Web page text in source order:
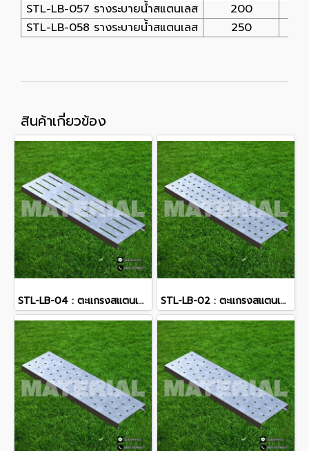
STL-LB-057 รางระบายน้ำสแตนเลส
200
STL-LB-058 รางระบายน้ำสแตนเลส
250
สินค้าเกี่ยวข้อง
STL-LB-04 : ตะแกรงสแตนเลส STL-LB-02 : ตะแกรงสแตนเลส